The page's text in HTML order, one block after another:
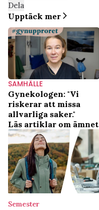
Dela
Upptäck mer
SAMHÄLLE
Gynekologen: "Vi
riskerar att missa
allvarliga saker."
Läs artiklar om ämnet
Semester